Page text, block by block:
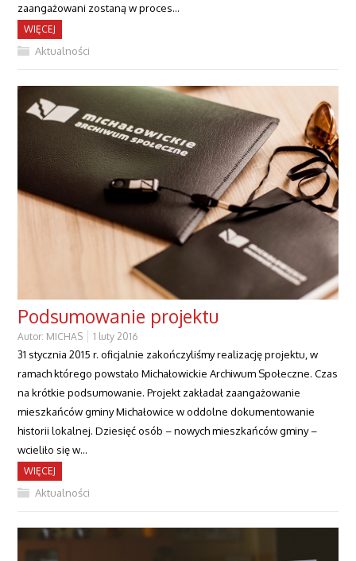
zaangażowani zostaną w proces…
WIĘCEJ
Aktualności
Podsumowanie projektu
Autor: MICHAS 1 luty 2016
31 stycznia 2015 r. oficjalnie zakończyliśmy realizację projektu, w
ramach którego powstało Michałowickie Archiwum Społeczne. Czas
na krótkie podsumowanie. Projekt zakładał zaangażowanie
mieszkańców gminy Michałowice w oddolne dokumentowanie
historii lokalnej. Dziesięć osób – nowych mieszkańców gminy –
wcieliło się w…
WIĘCEJ
Aktualności